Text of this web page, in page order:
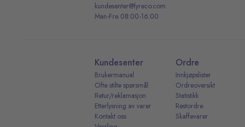
kundesenter@lyreco.com
Man-Fre 08:00-16:00
Kundesenter
Brukermanual
Ofte stilte spørsmål
Retur/reklamasjon
Etterlysning av varer
Kontakt oss
Ordre
Innkjøpslister
Ordreoversikt
Statistikk
Restordre
Skaffevarer